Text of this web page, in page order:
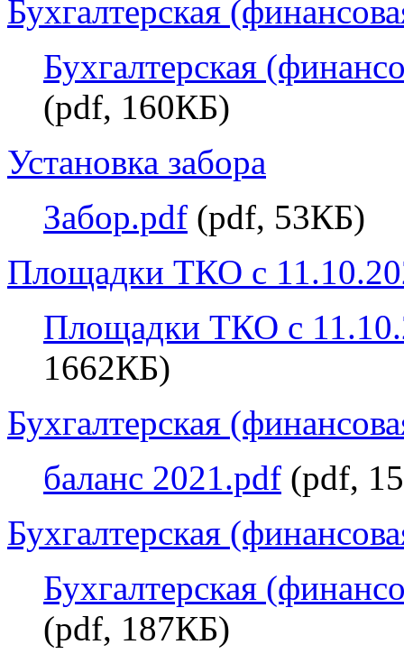
Бухгалтерская
Бухгалтерская
(pdf, 160КБ)
Установка забора
Забор.pdf (pdf, 53КБ)
Площадки ТКО с
Площадки ТКО с
1662КБ)
Бухгалтерская
баланс 2021.pdf (pdf,
Бухгалтерская
Бухгалтерская
(pdf, 187КБ)